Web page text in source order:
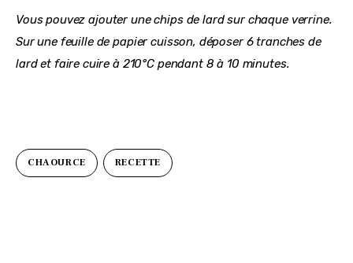
Vous pouvez ajouter une chips de lard sur chaque verrine.
Sur une feuille de papier cuisson, déposer 6 tranches de
lard et faire cuire à 210°C pendant 8 à 10 minutes.
CHAOURCE RECETTE